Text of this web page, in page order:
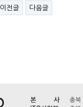
이전글 다음글
본 사
충